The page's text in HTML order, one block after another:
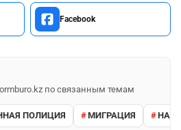
Facebook
по связанным темам
ПОЛИЦИЯ МИГРАЦИЯ